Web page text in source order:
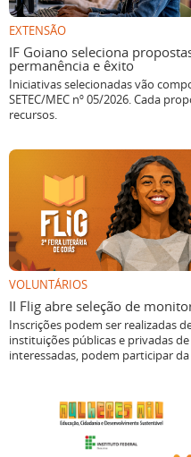
EXTENSÃO
IF Goiano seleciona
permanência e êxito
Iniciativas selecionadas vão
SETEC/MEC nº 05/2026. Cada
recursos.
VOLUNTÁRIOS
II Flig abre seleção de
Inscrições podem ser realizadas
instituições públicas e privadas
interessadas, podem participar da